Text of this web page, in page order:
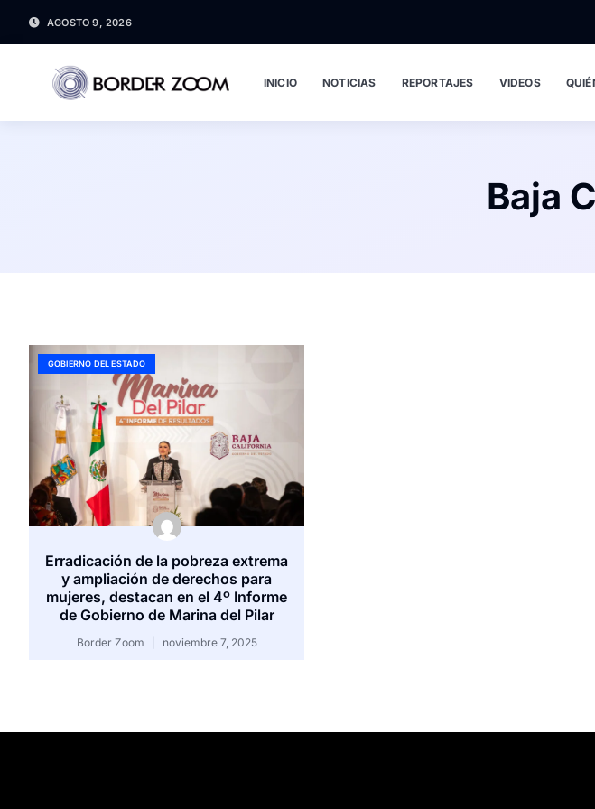
AGOSTO 9, 2026
INICIO NOTICIAS REPORTAJES VIDEOS
Baja
GOBIERNO DEL ESTADO
Erradicación de la pobreza extrema
y ampliación de derechos para
mujeres, destacan en el 4º Informe
de Gobierno de Marina del Pilar
Border Zoom noviembre 7, 2025